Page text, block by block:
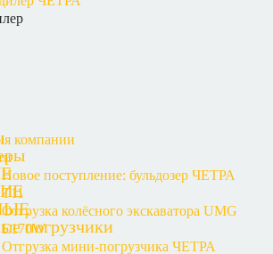
компании
Новое поступление: бульдозер ЧЕТРА
Т11
Отгрузка колёсного экскаватора UMG
E170W
Отгрузка мини-погрузчика ЧЕТРА
погрузчики